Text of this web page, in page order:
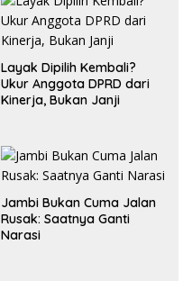
Layak Dipilih Kembali?
Ukur Anggota DPRD dari
Kinerja, Bukan Janji
Jambi Bukan Cuma Jalan
Rusak: Saatnya Ganti
Narasi